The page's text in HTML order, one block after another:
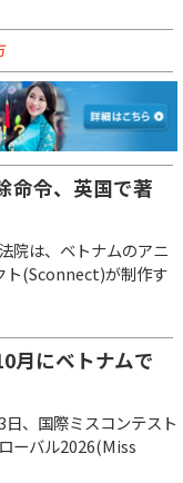
命令、英国で著
院は、ベトナムのアニ
ト(Sconnect)が制作す
月にベトナムで
、国際ミスコンテスト
ーバル2026(Miss